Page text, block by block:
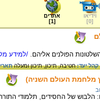
וידיאו
[
0
]
אתרים
[
1
]
הפולנים אליהם. /למידע
קהל יעד:חטיבה,תיכון,תיכון ומעלה
מלחמת העולם השניה)
הלבוש של החסידים, תלמודי